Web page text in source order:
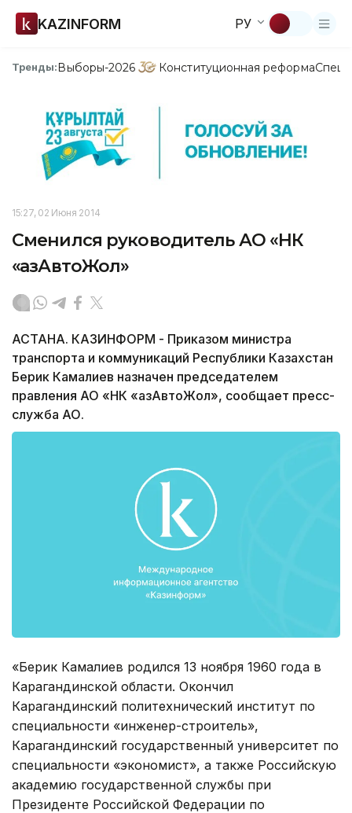
KAZINFORM РУ
Тренды:Выборы-2026 Конституционная реформа
15:27, 02 Июня 2014
Сменился руководитель АО «НК
«ҚазАвтоЖол»
АСТАНА. КАЗИНФОРМ - Приказом министра
транспорта и коммуникаций Республики Казахстан
Берик Камалиев назначен председателем
правления АО «НК «ҚазАвтоЖол», сообщает пресс-
служба АО.
«Берик Камалиев родился 13 ноября 1960 года в
Карагандинской области. Окончил
Карагандинский политехнический институт по
специальности «инженер-строитель»,
Карагандинский государственный университет по
специальности «экономист», а также Российскую
академию государственной службы при
Президенте Российской Федерации по